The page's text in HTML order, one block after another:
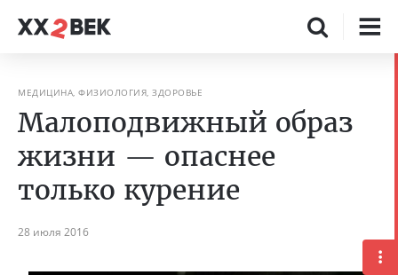
МЕДИЦИНА, ФИЗИОЛОГИЯ, ЗДОРОВЬЕ
Малоподвижный образ
жизни — опаснее
только курение
28 июля 2016